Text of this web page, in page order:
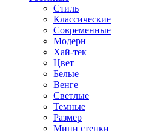
Стиль
Классические
Современные
Модерн
Хай-тек
Цвет
Белые
Венге
Светлые
Темные
Размер
Мини стенки